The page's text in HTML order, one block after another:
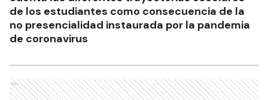
de los estudiantes como consecuencia de la
no presencialidad instaurada por la pandemia
de coronavirus
Ads